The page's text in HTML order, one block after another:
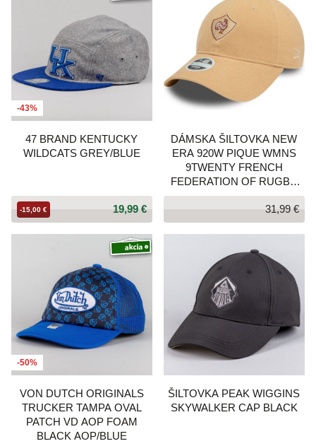
-43%
47 BRAND KENTUCKY
WILDCATS GREY/BLUE
19,99 €
-15,00 €
DÁMSKA ŠILTOVKA NEW
ERA 920W PIQUE WMNS
9TWENTY FRENCH
FEDERATION OF RUGBY
BLEDOHNEDÁ
31,99 €
-50%
VON DUTCH ORIGINALS
TRUCKER TAMPA OVAL
PATCH VD AOP FOAM
BLACK AOP/BLUE
ŠILTOVKA PEAK WIGGINS
SKYWALKER CAP BLACK